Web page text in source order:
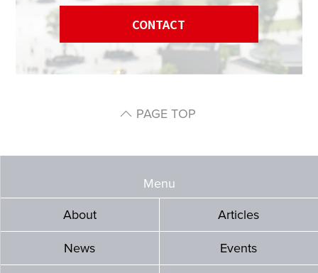
CONTACT
PAGE TOP
Menu
About
Articles
News Events